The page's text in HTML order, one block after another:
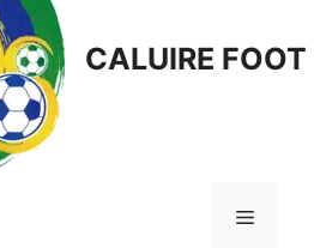
CALUIRE FOOT
Menu